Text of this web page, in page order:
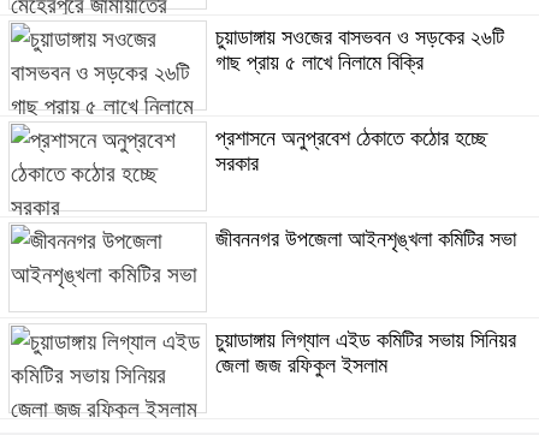
চুয়াডাঙ্গায় সওজের বাসভবন ও সড়কের ২৬টি
গাছ প্রায় ৫ লাখে নিলামে বিক্রি
প্রশাসনে অনুপ্রবেশ ঠেকাতে কঠোর হচ্ছে
সরকার
জীবননগর উপজেলা আইনশৃঙ্খলা কমিটির সভা
চুয়াডাঙ্গায় লিগ্যাল এইড কমিটির সভায় সিনিয়র
জেলা জজ রফিকুল ইসলাম